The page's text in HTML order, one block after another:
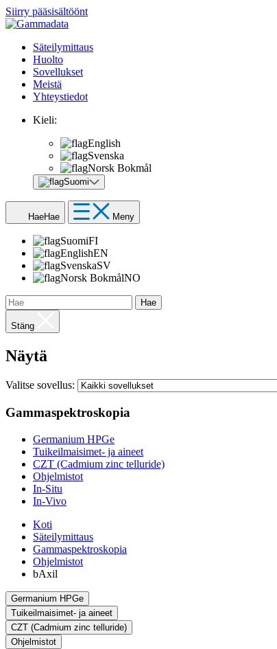
Siirry pääsisältöönt
Säteilymittaus
Huolto
Sovellukset
Meistä
Yhteystiedot
Kieli:
English
Svenska
Norsk Bokmål
Suomi
HaeHae Meny
SuomiFI
EnglishEN
SvenskaSV
Norsk BokmålNO
Hae
Stäng
Näytä
Valitse sovellus:
Gammaspektroskopia
Germanium HPGe
Tuikeilmaisimet- ja aineet
CZT (Cadmium zinc telluride)
Ohjelmistot
In-Situ
In-Vivo
Koti
Säteilymittaus
Gammaspektroskopia
Ohjelmistot
bAxil
Germanium HPGe
Tuikeilmaisimet- ja aineet
CZT (Cadmium zinc telluride)
Ohjelmistot